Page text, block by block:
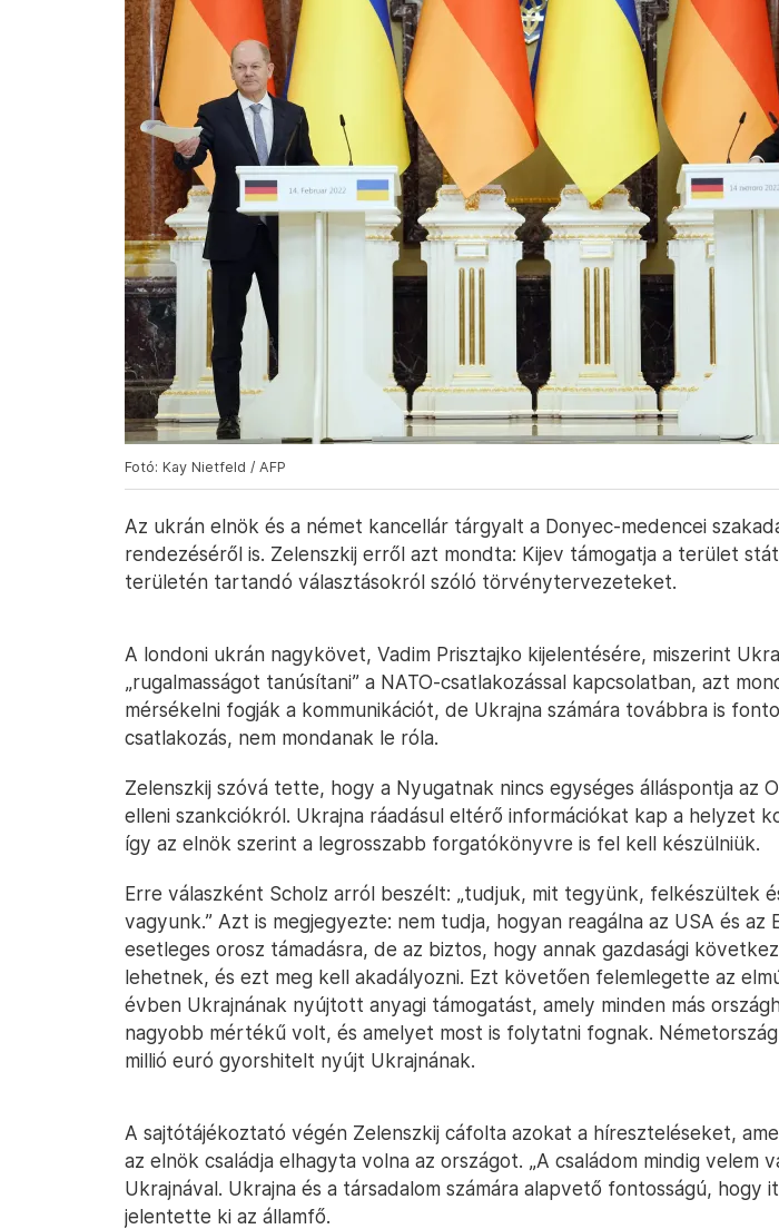
Fotó: Kay Nietfeld / AFP
Az ukrán elnök és a német kancellár tárgyalt a Donyec-medencei
rendezéséről is. Zelenszkij erről azt mondta: Kijev támogatja a terület
területén tartandó választásokról szóló törvénytervezeteket.
A londoni ukrán nagykövet, Vadim Prisztajko kijelentésére, miszerint
„rugalmasságot tanúsítani” a NATO-csatlakozással kapcsolatban, azt
mérsékelni fogják a kommunikációt, de Ukrajna számára továbbra is
csatlakozás, nem mondanak le róla.
Zelenszkij szóvá tette, hogy a Nyugatnak nincs egységes álláspontja az
elleni szankciókról. Ukrajna ráadásul eltérő információkat kap a helyzet
így az elnök szerint a legrosszabb forgatókönyvre is fel kell készülniük.
Erre válaszként Scholz arról beszélt: „tudjuk, mit tegyünk, felkészültek
vagyunk.” Azt is megjegyezte: nem tudja, hogyan reagálna az USA és az
esetleges orosz támadásra, de az biztos, hogy annak gazdasági
lehetnek, és ezt meg kell akadályozni. Ezt követően felemlegette az
évben Ukrajnának nyújtott anyagi támogatást, amely minden más
nagyobb mértékű volt, és amelyet most is folytatni fognak. Németország
millió euró gyorshitelt nyújt Ukrajnának.
A sajtótájékoztató végén Zelenszkij cáfolta azokat a híreszteléseket,
az elnök családja elhagyta volna az országot. „A családom mindig velem
Ukrajnával. Ukrajna és a társadalom számára alapvető fontosságú, hogy
jelentette ki az államfő.